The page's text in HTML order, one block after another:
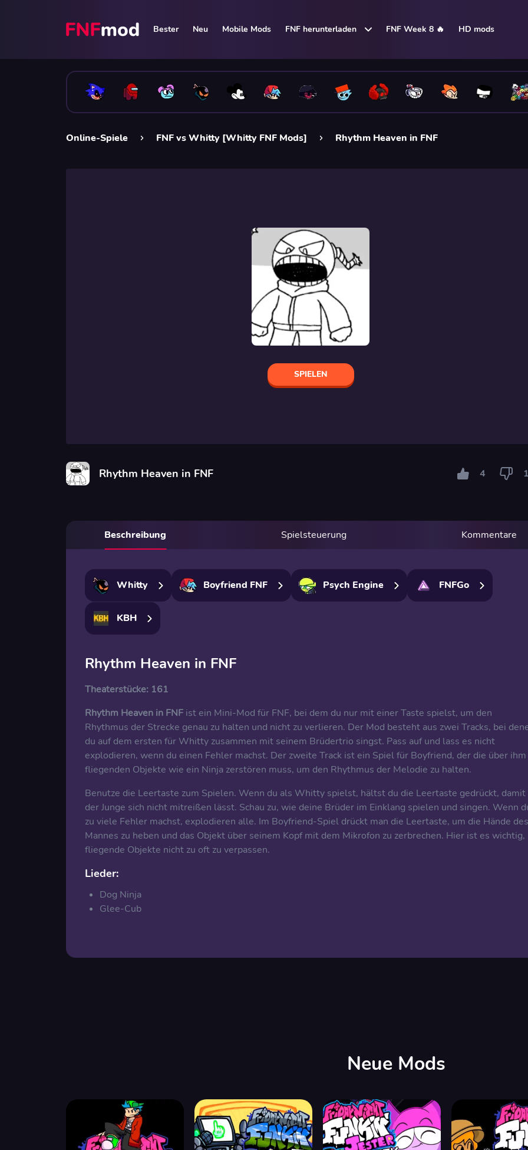
Bester Neu Mobile Mods FNF herunterladen FNF Week 8 🔥 HD mods
Online-Spiele FNF vs Whitty [Whitty FNF Mods] Rhythm Heaven in FNF
SPIELEN
Rhythm Heaven in FNF 4
Beschreibung Spielsteuerung Kommentare
Whitty Boyfriend FNF Psych Engine FNFGo
KBH
Rhythm Heaven in FNF
Theaterstücke: 161
Rhythm Heaven in FNF ist ein Mini-Mod für FNF, bei dem du nur mit einer Taste spielst, um den
Rhythmus der Strecke genau zu halten und nicht zu verlieren. Der Mod besteht aus zwei Tracks, bei
du auf dem ersten für Whitty zusammen mit seinem Brüdertrio singst. Pass auf und lass es nicht
explodieren, wenn du einen Fehler machst. Der zweite Track ist ein Spiel für Boyfriend, der die über ihm
fliegenden Objekte wie ein Ninja zerstören muss, um den Rhythmus der Melodie zu halten.
Benutze die Leertaste zum Spielen. Wenn du als Whitty spielst, hältst du die Leertaste gedrückt, damit
der Junge sich nicht mitreißen lässt. Schau zu, wie deine Brüder im Einklang spielen und singen. Wenn
zu viele Fehler machst, explodieren alle. Im Boyfriend-Spiel drückt man die Leertaste, um die Hände des
Mannes zu heben und das Objekt über seinem Kopf mit dem Mikrofon zu zerbrechen. Hier ist es wichtig,
fliegende Objekte nicht zu oft zu verpassen.
Lieder:
Dog Ninja
Glee-Cub
Neue Mods